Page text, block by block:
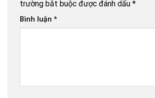
trường bắt buộc được đánh dấu *
Bình luận *